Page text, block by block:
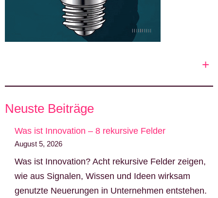
+
Neuste Beiträge
Was ist Innovation – 8 rekursive Felder
August 5, 2026
Was ist Innovation? Acht rekursive Felder zeigen,
wie aus Signalen, Wissen und Ideen wirksam
genutzte Neuerungen in Unternehmen entstehen.